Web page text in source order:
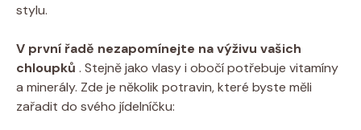
stylu.
V první řadě nezapomínejte na výživu vašich
chloupků . Stejně jako vlasy i obočí potřebuje vitamíny
a minerály. Zde je několik potravin, které byste měli
zařadit do svého jídelníčku: